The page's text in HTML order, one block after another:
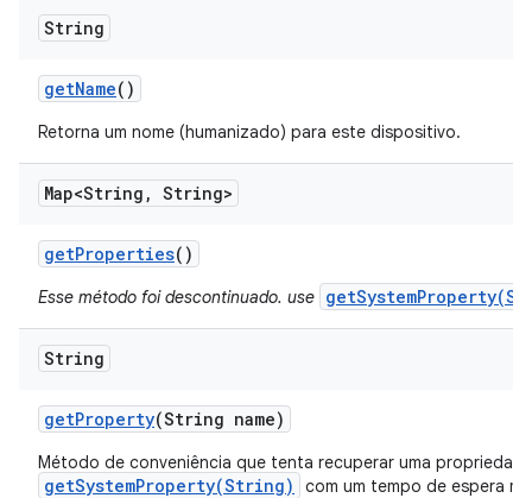
String
getName()
Retorna um nome (humanizado) para este dispositivo.
Map<String , String>
getProperties()
Esse método foi descontinuado. use
String
getProperty(String name)
Método de conveniência que tenta recuperar uma
getSystemProperty(String)
com um tempo de espera